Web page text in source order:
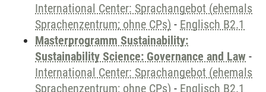
International Center: Sprachangebot (ehemals
Sprachenzentrum; ohne CPs) - Englisch B2.1
Masterprogramm Sustainability:
Sustainability Science: Governance and Law -
International Center: Sprachangebot (ehemals
Sprachenzentrum; ohne CPs) - Englisch B2.1